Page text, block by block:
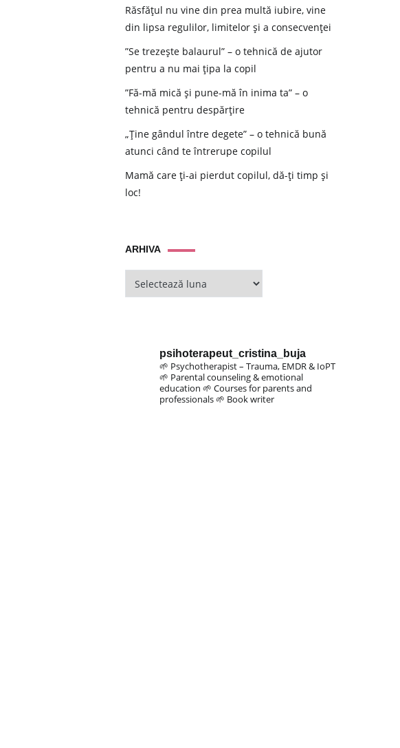
Răsfățul nu vine din prea multă iubire, vine
din lipsa regulilor, limitelor și a consecvenței
”Se trezește balaurul” – o tehnică de ajutor
pentru a nu mai țipa la copil
”Fă-mă mică și pune-mă în inima ta” – o
tehnică pentru despărțire
„Ține gândul între degete” – o tehnică bună
atunci când te întrerupe copilul
Mamă care ți-ai pierdut copilul, dă-ți timp și
loc!
ARHIVAARHIVA
psihoterapeut_cristina_buja
🌱 Psychotherapist – Trauma, EMDR & IoPT
🌱 Parental counseling & emotional
education 🌱 Courses for parents and
professionals🌱 Book writer